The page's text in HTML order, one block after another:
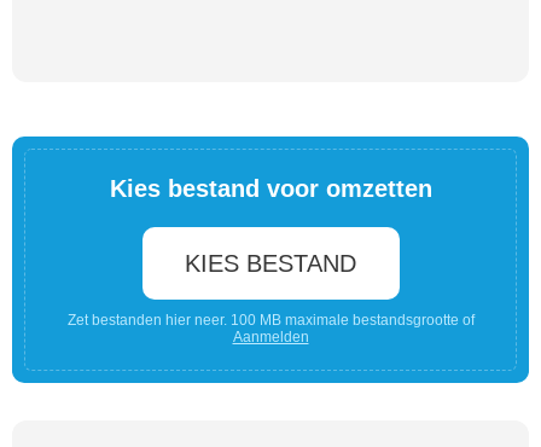
Kies bestand voor omzetten
KIES BESTAND
Zet bestanden hier neer. 100 MB maximale bestandsgrootte of
Aanmelden